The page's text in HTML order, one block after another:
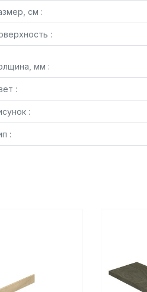
см :
:
мм :
:
:
: